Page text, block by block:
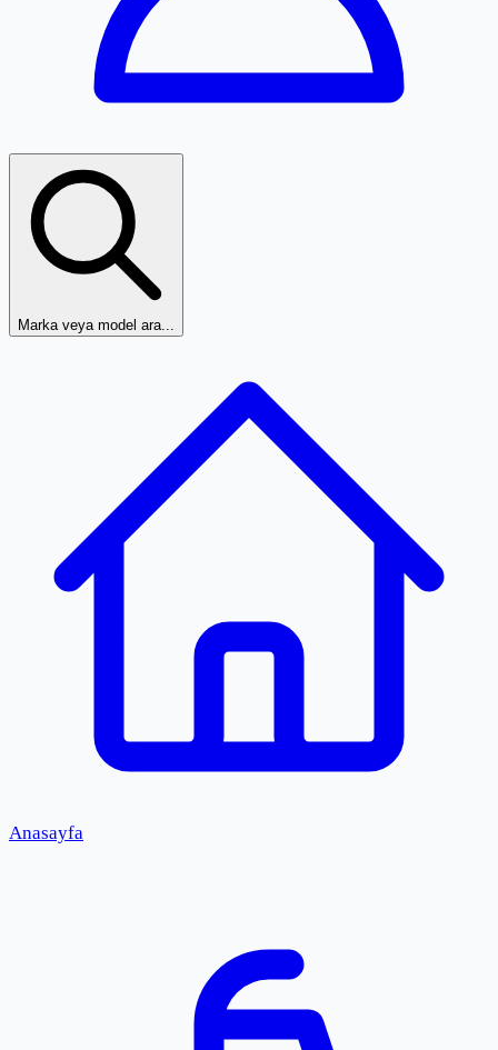
Marka veya model ara...
Anasayfa